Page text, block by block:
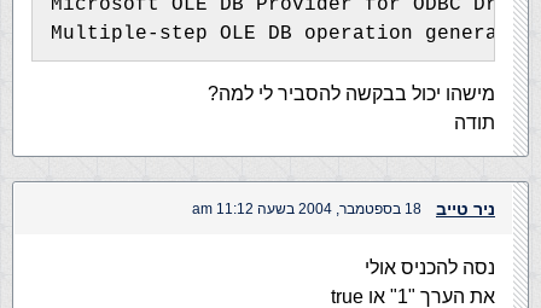
Microsoft OLE DB Provider for ODBC
Multiple-step OLE DB operation
מישהו יכול בבקשה להסביר לי למה?
תודה
ניר טייב 18 בספטמבר, 2004 בשעה 11:12 am
נסה להכניס אולי
את הערך "1" או true